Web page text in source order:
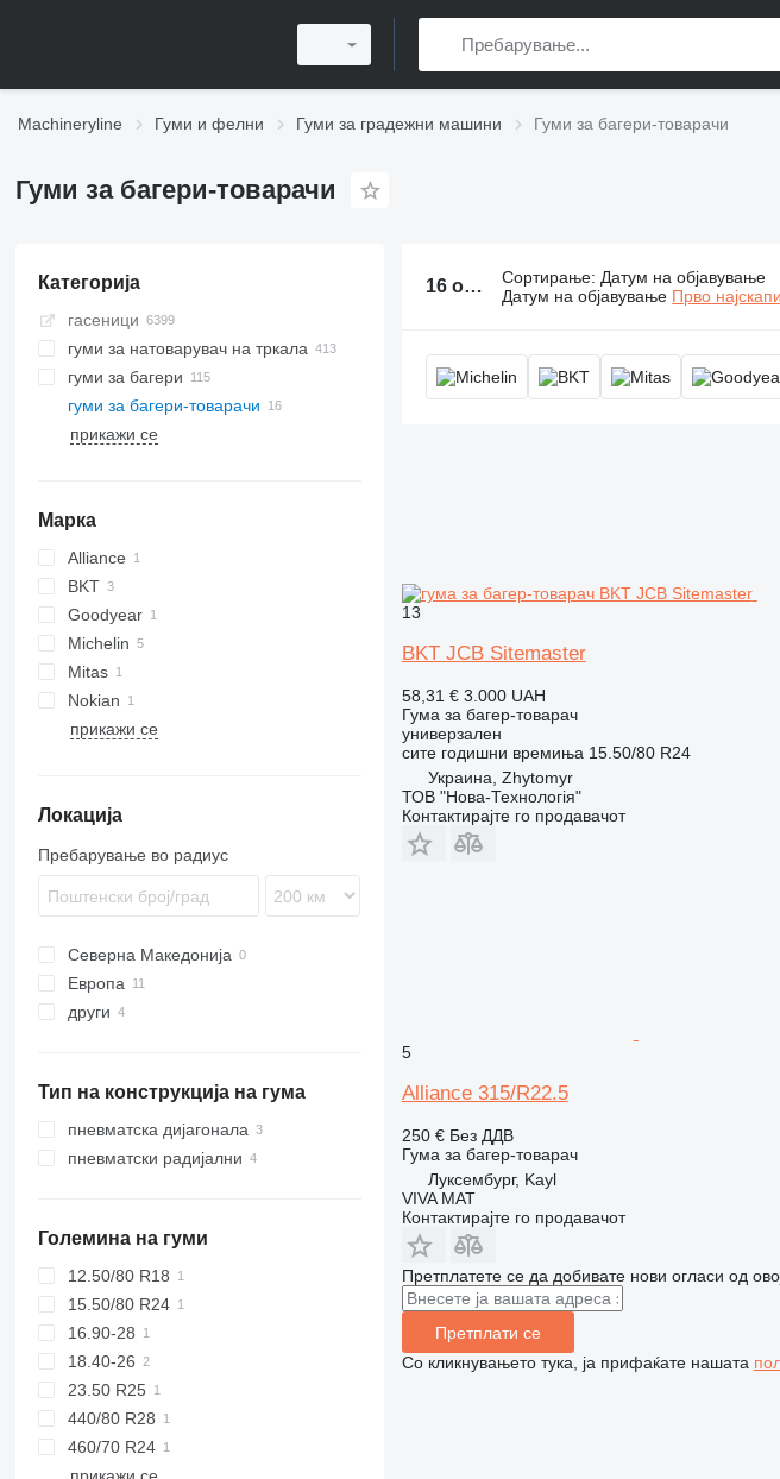
Machineryline Гуми и фелни Гуми за градежни машини Гуми за багери-товарачи
Гуми за багери-товарачи
Категорија
гасеници
гуми за натоварувач на тркала
гуми за багери
гуми за багери-товарачи
прикажи се
Марка
Alliance
BKT
Goodyear
Michelin
Mitas
Nokian
прикажи се
Локација
Пребарување во радиус
Северна Македонија
Европа
Словачка
Луксембург
Данска
други
Тип на конструкција на гума
пневматска дијагонала
пневматски радијални
Големина на гуми
12.50/80 R18
15.50/80 R24
16.90-28
18.40-26
23.50 R25
440/80 R28
460/70 R24
16 огласа: Гуми за багери-товарачи
Сортирање: Датум на објавување
Датум на објавување Прво
13
BKT JCB Sitemaster
58,31 € 3.000 UAH
Гума за багер-товарач
универзален
сите годишни времиња 15.50/80 R24
Украина, Zhytomyr
ТОВ "Нова-Технологія"
Контактирајте го продавачот
5
Alliance 315/R22.5
250 € Без ДДВ
Гума за багер-товарач
Луксембург, Kayl
VIVA MAT
Контактирајте го продавачот
Претплатете се да добивате нови огласи од
Претплати се
Со кликнувањето тука, ја прифаќате нашата